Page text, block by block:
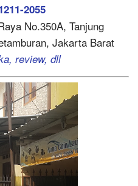
2055
No.350A, Tanjung
Jakarta Barat
review, dll